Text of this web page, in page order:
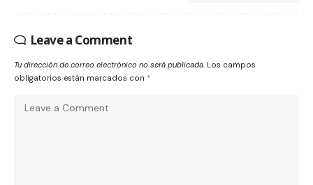
Leave a Comment
Tu dirección de correo electrónico no será publicada. Los campos
obligatorios están marcados con *